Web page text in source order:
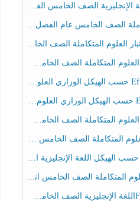
عام الفصل الدراسي الثالث 2025-2026
المتكاملة الصف الخامس عام الفصل الثالث
الصف الخامس انسبير الفصل الثالث
الصف الخامس عام الفصل الثالث
الصف الخامس انسبير الفصل الثالث
الصف الخامس انسبير الفصل الثالث